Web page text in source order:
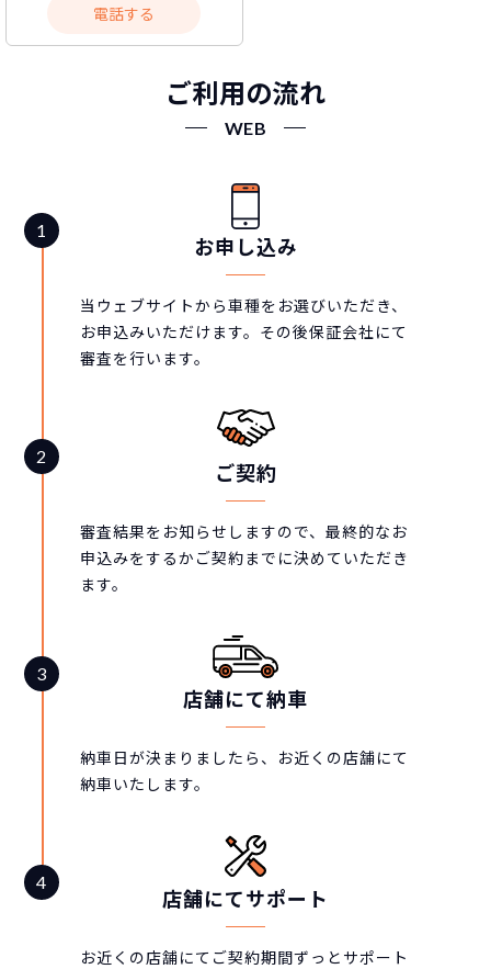
電話する
ご利用の流れ
WEB
お申し込み
当ウェブサイトから車種をお選びいただき、
お申込みいただけます。その後保証会社にて
審査を行います。
ご契約
審査結果をお知らせしますので、最終的なお
申込みをするかご契約までに決めていただき
ます。
店舗にて納車
納車日が決まりましたら、お近くの店舗にて
納車いたします。
店舗にてサポート
お近くの店舗にてご契約期間ずっとサポート